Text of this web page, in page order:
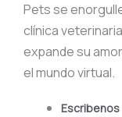
Pets se
clínica
expande su
el mundo virtual.
Escribenos